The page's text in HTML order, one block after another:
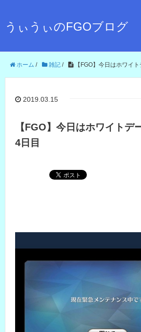
うぃうぃのFGOブログ
ホーム / 雑記 / 【FGO】今日はホワイ
2019.03.15
【FGO】今日はホワイトデ
4日目